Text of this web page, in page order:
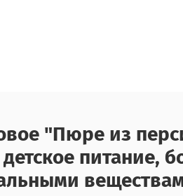
"Пюре из
питание,